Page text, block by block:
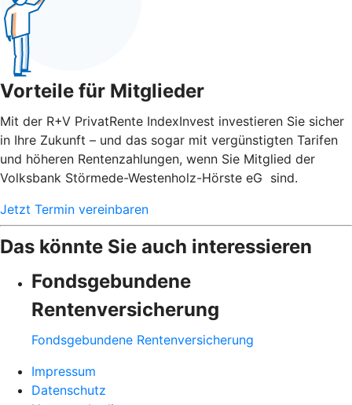
Vorteile für Mitglieder
Mit der R+V PrivatRente IndexInvest investieren Sie sicher
in Ihre Zukunft – und das sogar mit vergünstigten Tarifen
und höheren Rentenzahlungen, wenn Sie Mitglied der
Volksbank Störmede-Westenholz-Hörste eG sind.
Jetzt Termin vereinbaren
Das könnte Sie auch interessieren
Fondsgebundene
Rentenversicherung
Fondsgebundene Rentenversicherung
Impressum
Datenschutz